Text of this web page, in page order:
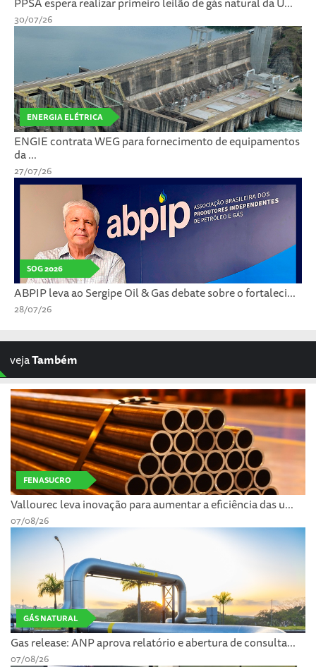
30/07/26
ENERGIA ELÉTRICA
ENGIE contrata WEG para fornecimento de equipamentos
da ...
27/07/26
SOG 2026
ABPIP leva ao Sergipe Oil & Gas debate sobre o fortaleci...
28/07/26
vejaTambém
FENASUCRO
Vallourec leva inovação para aumentar a eficiência das u...
07/08/26
GÁS NATURAL
Gas release: ANP aprova relatório e abertura de consulta...
07/08/26